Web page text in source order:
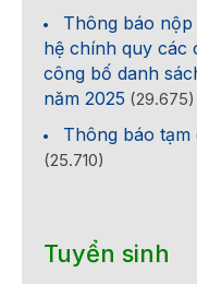
Thông báo
hệ chính quy các
công bố danh
năm 2025 (29.675)
Thông báo
(25.710)
Tuyển sinh